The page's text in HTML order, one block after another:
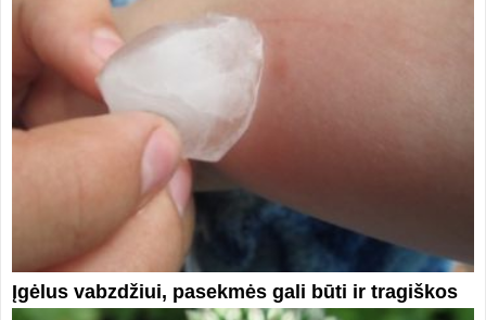
Įgėlus vabzdžiui, pasekmės gali būti ir tragiškos